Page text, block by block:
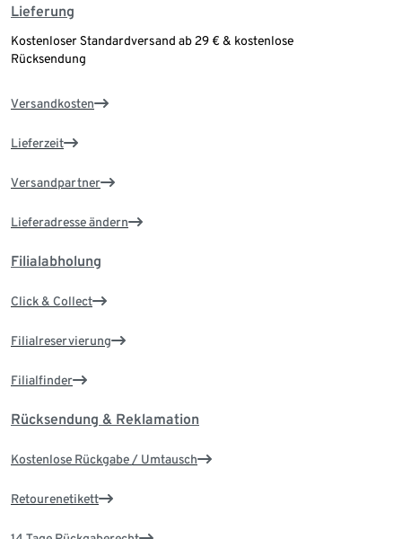
Lieferung
Kostenloser Standardversand ab 29 € & kostenlose
Rücksendung
Versandkosten
Lieferzeit
Versandpartner
Lieferadresse ändern
Filialabholung
Click & Collect
Filialreservierung
Filialfinder
Rücksendung & Reklamation
Kostenlose Rückgabe / Umtausch
Retourenetikett